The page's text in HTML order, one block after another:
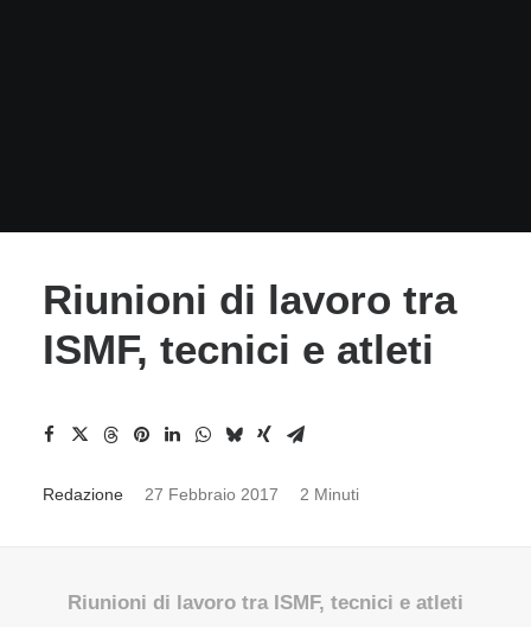
Riunioni di lavoro tra
ISMF, tecnici e atleti
Redazione 27 Febbraio 2017 2 Minuti
Riunioni di lavoro tra ISMF, tecnici e atleti